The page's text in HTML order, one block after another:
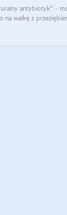
antybiotyk” -
na walkę z
Dziś c